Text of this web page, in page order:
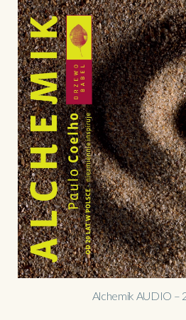
Alchemik AUDIO –